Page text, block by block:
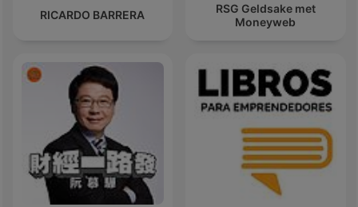
RICARDO BARRERA
RSG Geldsake met
Moneyweb